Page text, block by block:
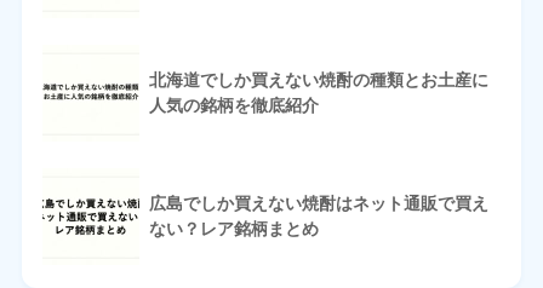
北海道でしか買えない焼酎の種類とお土産に
人気の銘柄を徹底紹介
広島でしか買えない焼酎はネット通販で買え
ない？レア銘柄まとめ